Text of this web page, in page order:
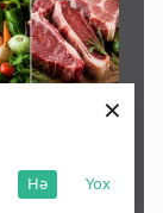
Yox
Hə
×